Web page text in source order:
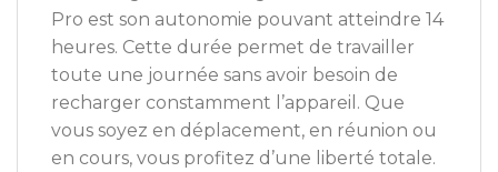
Pro est son autonomie pouvant atteindre 14
heures. Cette durée permet de travailler
toute une journée sans avoir besoin de
recharger constamment l’appareil. Que
vous soyez en déplacement, en réunion ou
en cours, vous profitez d’une liberté totale.